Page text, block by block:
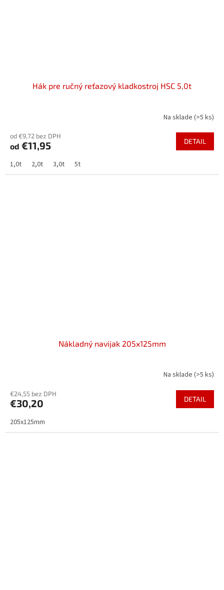
Hák pre ručný reťazový kladkostroj HSC 5,0t
Na sklade (>5 ks)
od €9,72 bez DPH
od €11,95 DETAIL
1,0t 2,0t 3,0t 5t
Nákladný navijak 205x125mm
Na sklade (>5 ks)
€24,55 bez DPH
€30,20 DETAIL
205x125mm